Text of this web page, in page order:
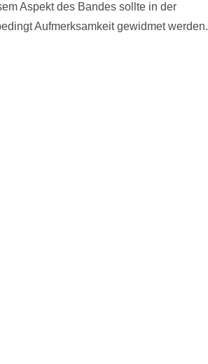
Aspekt des Bandes sollte in der
Aufmerksamkeit gewidmet werden.